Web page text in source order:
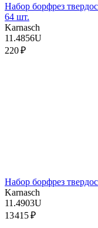
Набор борфрез
64 шт.
Karnasch
11.4856U
220 ₽
Набор борфрез
Karnasch
11.4903U
13 415 ₽